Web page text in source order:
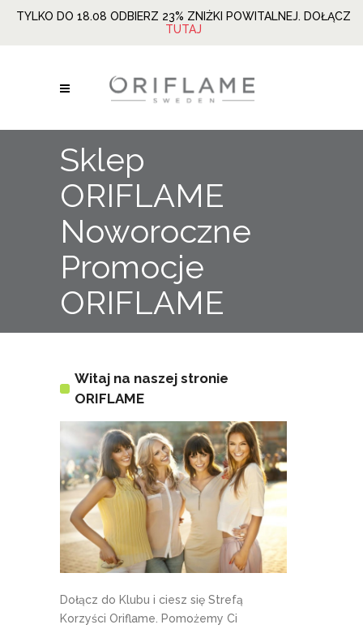
TYLKO DO 18.08 ODBIERZ 23% ZNIŻKI POWITALNEJ. DOŁĄCZ
TUTAJ
Sklep
ORIFLAME
Noworoczne
Promocje
ORIFLAME
Witaj na naszej stronie
ORIFLAME
Dołącz do Klubu i ciesz się Strefą
Korzyści Oriflame. Pomożemy Ci